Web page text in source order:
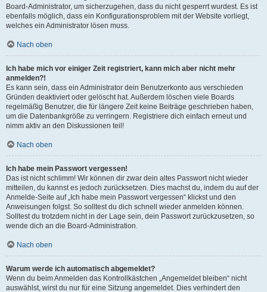
Board-Administrator, um sicherzugehen, dass du nicht gesperrt wurdest. Es ist
ebenfalls möglich, dass ein Konfigurationsproblem mit der Website vorliegt,
welches ein Administrator lösen muss.
Nach oben
Ich habe mich vor einiger Zeit registriert, kann mich aber nicht mehr
anmelden?!
Es kann sein, dass ein Administrator dein Benutzerkonto aus verschieden
Gründen deaktiviert oder gelöscht hat. Außerdem löschen viele Boards
regelmäßig Benutzer, die für längere Zeit keine Beiträge geschrieben haben,
um die Datenbankgröße zu verringern. Registriere dich einfach erneut und
nimm aktiv an den Diskussionen teil!
Nach oben
Ich habe mein Passwort vergessen!
Das ist nicht schlimm! Wir können dir zwar dein altes Passwort nicht wieder
mitteilen, du kannst es jedoch zurücksetzen. Dies machst du, indem du auf der
Anmelde-Seite auf „Ich habe mein Passwort vergessen“ klickst und den
Anweisungen folgst. So solltest du dich schnell wieder anmelden können.
Solltest du trotzdem nicht in der Lage sein, dein Passwort zurückzusetzen, so
wende dich an die Board-Administration.
Nach oben
Warum werde ich automatisch abgemeldet?
Wenn du beim Anmelden das Kontrollkästchen „Angemeldet bleiben“ nicht
auswählst, wirst du nur für eine Sitzung angemeldet. Dies verhindert den